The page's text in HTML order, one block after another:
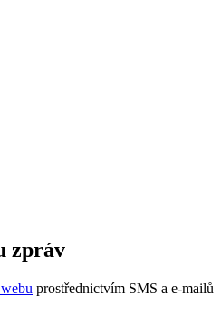
zpráv
prostřednictvím SMS a e-mailů